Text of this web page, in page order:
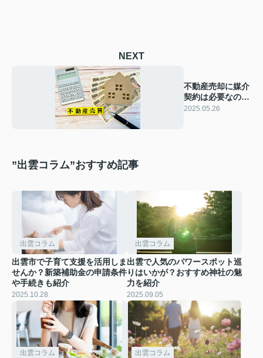
NEXT
不動産売却に媒介
契約は必要なの？
媒介契約の基本情
2025.05.26
”出雲コラム”おすすめ記事
出雲コラム
出雲市で子育て支援を活用しま
せんか？新築補助金の申請条件
や手続きも紹介
2025.10.28
出雲コラム
出雲で人気のパワースポット巡
りはいかが？おすすめ神社の魅
力を紹介
2025.09.05
出雲コラム 出雲コラム